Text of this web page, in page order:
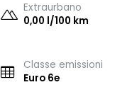
Extraurbano
0,00 l/100 km
Classe emissioni
Euro 6e